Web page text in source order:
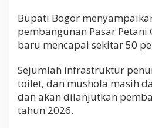
Bupati Bogor
pembangunan Pasar Petani
baru mencapai sekitar 50
Sejumlah infrastruktur
toilet, dan mushola masih
dan akan dilanjutkan
tahun 2026.